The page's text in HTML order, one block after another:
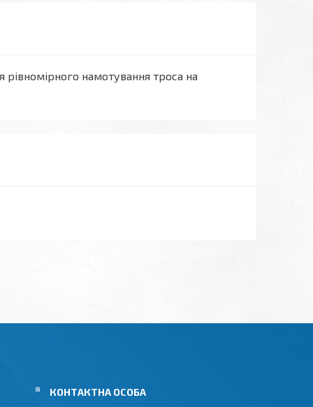
намотування троса на